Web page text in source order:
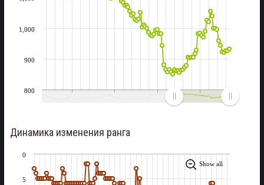
800
900
1,000
Динамика изменения ранга
0
5
Show all